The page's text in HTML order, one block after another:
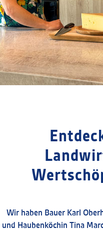
Wir haben Bauer Karl
und Haubenköchin Tina